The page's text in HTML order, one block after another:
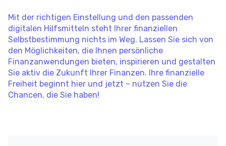
Mit der richtigen Einstellung und den passenden
digitalen Hilfsmitteln steht Ihrer finanziellen
Selbstbestimmung nichts im Weg. Lassen Sie sich von
den Möglichkeiten, die Ihnen persönliche
Finanzanwendungen bieten, inspirieren und gestalten
Sie aktiv die Zukunft Ihrer Finanzen. Ihre finanzielle
Freiheit beginnt hier und jetzt – nutzen Sie die
Chancen, die Sie haben!